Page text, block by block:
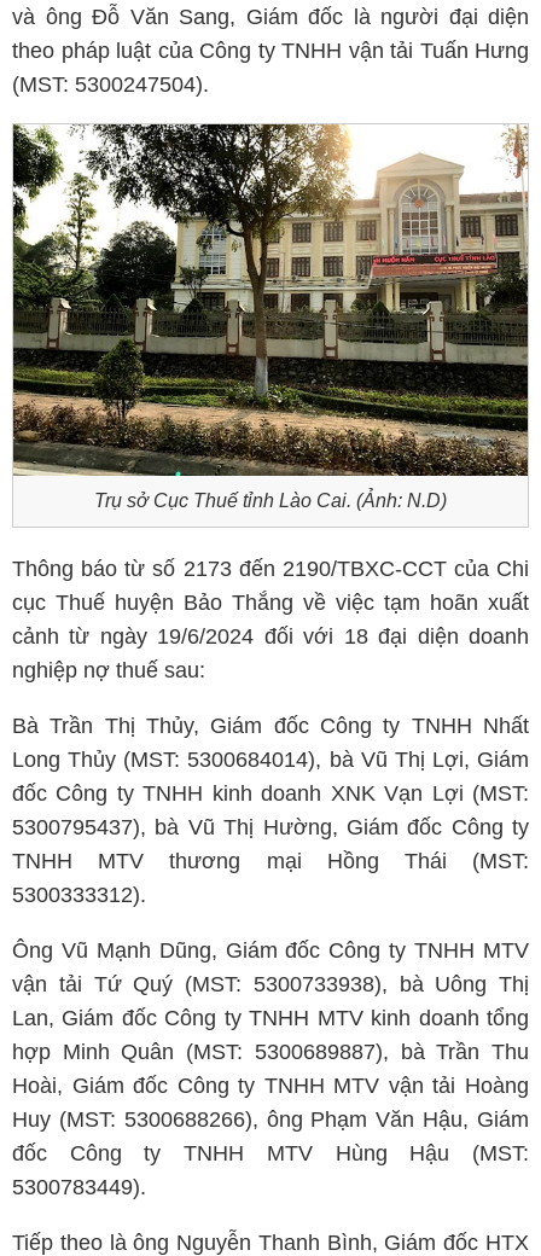
và ông Đỗ Văn Sang, Giám đốc là người đại diện
theo pháp luật của Công ty TNHH vận tải Tuấn Hưng
(MST: 5300247504).
Trụ sở Cục Thuế tỉnh Lào Cai. (Ảnh: N.D)
Thông báo từ số 2173 đến 2190/TBXC-CCT của Chi
cục Thuế huyện Bảo Thắng về việc tạm hoãn xuất
cảnh từ ngày 19/6/2024 đối với 18 đại diện doanh
nghiệp nợ thuế sau:
Bà Trần Thị Thủy, Giám đốc Công ty TNHH Nhất
Long Thủy (MST: 5300684014), bà Vũ Thị Lợi, Giám
đốc Công ty TNHH kinh doanh XNK Vạn Lợi (MST:
5300795437), bà Vũ Thị Hường, Giám đốc Công ty
TNHH MTV thương mại Hồng Thái (MST:
5300333312).
Ông Vũ Mạnh Dũng, Giám đốc Công ty TNHH MTV
vận tải Tứ Quý (MST: 5300733938), bà Uông Thị
Lan, Giám đốc Công ty TNHH MTV kinh doanh tổng
hợp Minh Quân (MST: 5300689887), bà Trần Thu
Hoài, Giám đốc Công ty TNHH MTV vận tải Hoàng
Huy (MST: 5300688266), ông Phạm Văn Hậu, Giám
đốc Công ty TNHH MTV Hùng Hậu (MST:
5300783449).
Tiếp theo là ông Nguyễn Thanh Bình, Giám đốc HTX